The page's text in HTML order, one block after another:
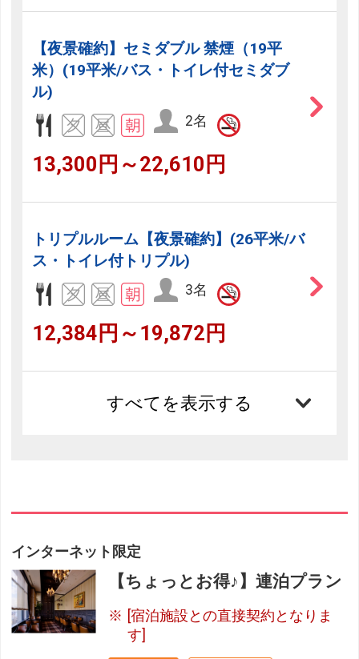
【夜景確約】セミダブル 禁煙（19平
米）(19平米/バス・トイレ付セミダブ
ル)
2名
13,300円～22,610円
トリプルルーム【夜景確約】(26平米/バ
ス・トイレ付トリプル)
3名
12,384円～19,872円
すべてを表示する
インターネット限定
【ちょっとお得♪】連泊プラン
[宿泊施設との直接契約となりま
す]